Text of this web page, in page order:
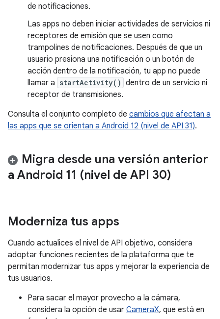
de notificaciones.
Las apps no deben iniciar actividades de servicios ni
receptores de emisión que se usen como
trampolines de notificaciones. Después de que un
usuario presiona una notificación o un botón de
acción dentro de la notificación, tu app no puede
llamar a startActivity() dentro de un servicio ni
receptor de transmisiones.
Consulta el conjunto completo de cambios que afectan a
las apps que se orientan a Android 12 (nivel de API 31).
Migra desde una versión anterior
a Android 11 (nivel de API 30)
Moderniza tus apps
Cuando actualices el nivel de API objetivo, considera
adoptar funciones recientes de la plataforma que te
permitan modernizar tus apps y mejorar la experiencia de
tus usuarios.
Para sacar el mayor provecho a la cámara,
considera la opción de usar CameraX, que está en